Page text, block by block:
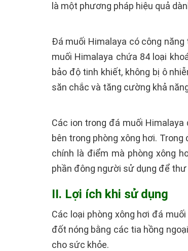
là một phương pháp hiệu quả
Đá muối Himalaya có công
muối Himalaya chứa 84 loại
bảo độ tinh khiết, không bị ô
săn chắc và tăng cường khả
Các ion trong đá muối
bên trong phòng xông hơi.
chính là điểm mà phòng xông
phần đông người sử dụng để
II. Lợi ích khi sử dụng
Các loại phòng xông hơi đá
đốt nóng bằng các tia hồng
cho sức khỏe.